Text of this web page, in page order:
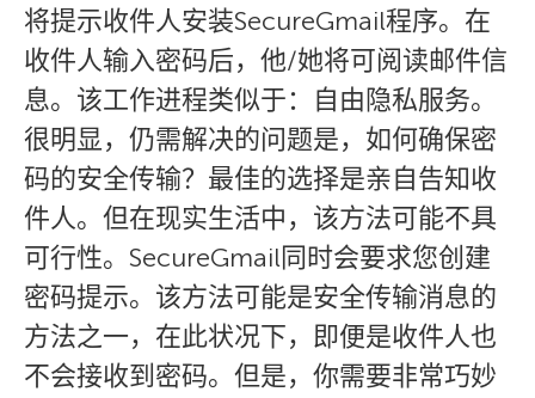
将提示收件人安装SecureGmail程序。在
收件人输入密码后，他/她将可阅读邮件信
息。该工作进程类似于：自由隐私服务。
很明显，仍需解决的问题是，如何确保密
码的安全传输？最佳的选择是亲自告知收
件人。但在现实生活中，该方法可能不具
可行性。SecureGmail同时会要求您创建
密码提示。该方法可能是安全传输消息的
方法之一，在此状况下，即便是收件人也
不会接收到密码。但是，你需要非常巧妙